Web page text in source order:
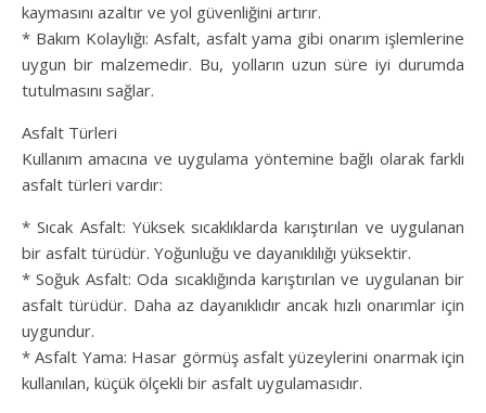
kaymasını azaltır ve yol güvenliğini artırır.
* Bakım Kolaylığı: Asfalt, asfalt yama gibi onarım işlemlerine
uygun bir malzemedir. Bu, yolların uzun süre iyi durumda
tutulmasını sağlar.
Asfalt Türleri
Kullanım amacına ve uygulama yöntemine bağlı olarak farklı
asfalt türleri vardır:
* Sıcak Asfalt: Yüksek sıcaklıklarda karıştırılan ve uygulanan
bir asfalt türüdür. Yoğunluğu ve dayanıklılığı yüksektir.
* Soğuk Asfalt: Oda sıcaklığında karıştırılan ve uygulanan bir
asfalt türüdür. Daha az dayanıklıdır ancak hızlı onarımlar için
uygundur.
* Asfalt Yama: Hasar görmüş asfalt yüzeylerini onarmak için
kullanılan, küçük ölçekli bir asfalt uygulamasıdır.